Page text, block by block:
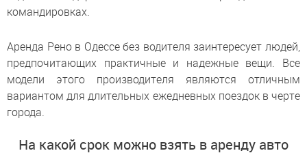
командировках.
Аренда Рено в Одессе без водителя заинтересует людей,
предпочитающих практичные и надежные вещи. Все
модели этого производителя являются отличным
вариантом для длительных ежедневных поездок в черте
города.
На какой срок можно взять в аренду авто